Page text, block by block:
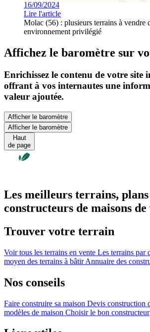
16/09/2024
Lire l'article
Molac (56) : plusieurs terrains à vendre
environnement privilégié
Affichez le baromètre sur
Enrichissez le contenu de votre site
offrant à vos internautes une
valeur ajoutée.
Afficher le baromètre
Afficher le baromètre
Haut
de page
Les meilleurs terrains,
constructeurs de maisons
Trouver votre terrain
Voir tous les terrains en vente Les terrains par
moyen des terrains à bâtirAnnuaire des
Nos conseils
Faire construire sa maison Devis construction
modèles de maison Choisir le bon constructeur